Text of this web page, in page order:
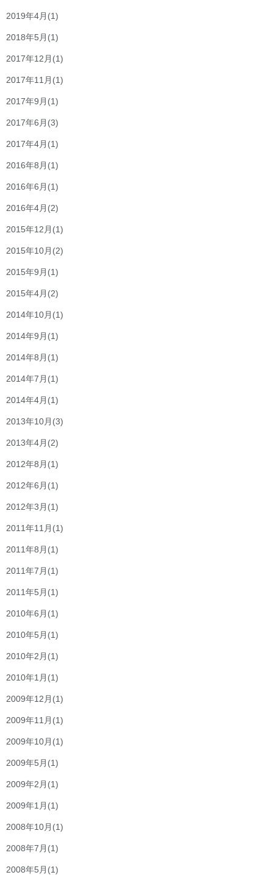
2019年4月 (1)
2018年5月 (1)
2017年12月 (1)
2017年11月 (1)
2017年9月 (1)
2017年6月 (3)
2017年4月 (1)
2016年8月 (1)
2016年6月 (1)
2016年4月 (2)
2015年12月 (1)
2015年10月 (2)
2015年9月 (1)
2015年4月 (2)
2014年10月 (1)
2014年9月 (1)
2014年8月 (1)
2014年7月 (1)
2014年4月 (1)
2013年10月 (3)
2013年4月 (2)
2012年8月 (1)
2012年6月 (1)
2012年3月 (1)
2011年11月 (1)
2011年8月 (1)
2011年7月 (1)
2011年5月 (1)
2010年6月 (1)
2010年5月 (1)
2010年2月 (1)
2010年1月 (1)
2009年12月 (1)
2009年11月 (1)
2009年10月 (1)
2009年5月 (1)
2009年2月 (1)
2009年1月 (1)
2008年10月 (1)
2008年7月 (1)
2008年5月 (1)